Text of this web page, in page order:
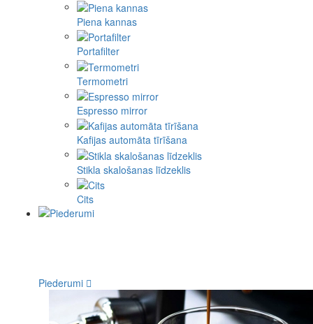
Piena kannas
Portafilter
Termometri
Espresso mirror
Kafijas automāta tīrīšana
Stikla skalošanas līdzeklis
Cits
Piederumi